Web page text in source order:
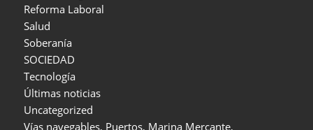
Reforma Laboral
Salud
Soberanía
SOCIEDAD
Tecnología
Últimas noticias
Uncategorized
Vías navegables, Puertos, Marina Mercante,